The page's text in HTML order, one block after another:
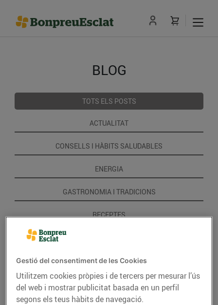
BLOG
TOTS ELS POSTS
ACTUALITAT
CONSELLS I HÀBITS SALUDABLES
ENERGIA
GASTRONOMIA I TRADICIONS
RECEPTES
Gestió del consentiment de les Cookies
Utilitzem cookies pròpies i de tercers per mesurar l’ús
del web i mostrar publicitat basada en un perfil
segons els teus hàbits de navegació.